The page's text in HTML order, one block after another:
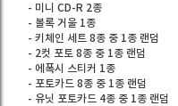
- 미니 CD-R 2종
- 볼록 거울 1종
- 키체인 세트 8종 중 1종 랜덤
- 2컷 포토 8종 중 1종 랜덤
- 에폭시 스티커 1종
- 포토카드 8종 중 1종 랜덤
- 유닛 포토카드 4종 중 1종 랜덤